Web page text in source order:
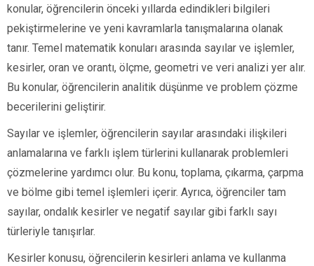
konular, öğrencilerin önceki yıllarda edindikleri bilgileri
pekiştirmelerine ve yeni kavramlarla tanışmalarına olanak
tanır. Temel matematik konuları arasında sayılar ve işlemler,
kesirler, oran ve orantı, ölçme, geometri ve veri analizi yer alır.
Bu konular, öğrencilerin analitik düşünme ve problem çözme
becerilerini geliştirir.
Sayılar ve işlemler, öğrencilerin sayılar arasındaki ilişkileri
anlamalarına ve farklı işlem türlerini kullanarak problemleri
çözmelerine yardımcı olur. Bu konu, toplama, çıkarma, çarpma
ve bölme gibi temel işlemleri içerir. Ayrıca, öğrenciler tam
sayılar, ondalık kesirler ve negatif sayılar gibi farklı sayı
türleriyle tanışırlar.
Kesirler konusu, öğrencilerin kesirleri anlama ve kullanma